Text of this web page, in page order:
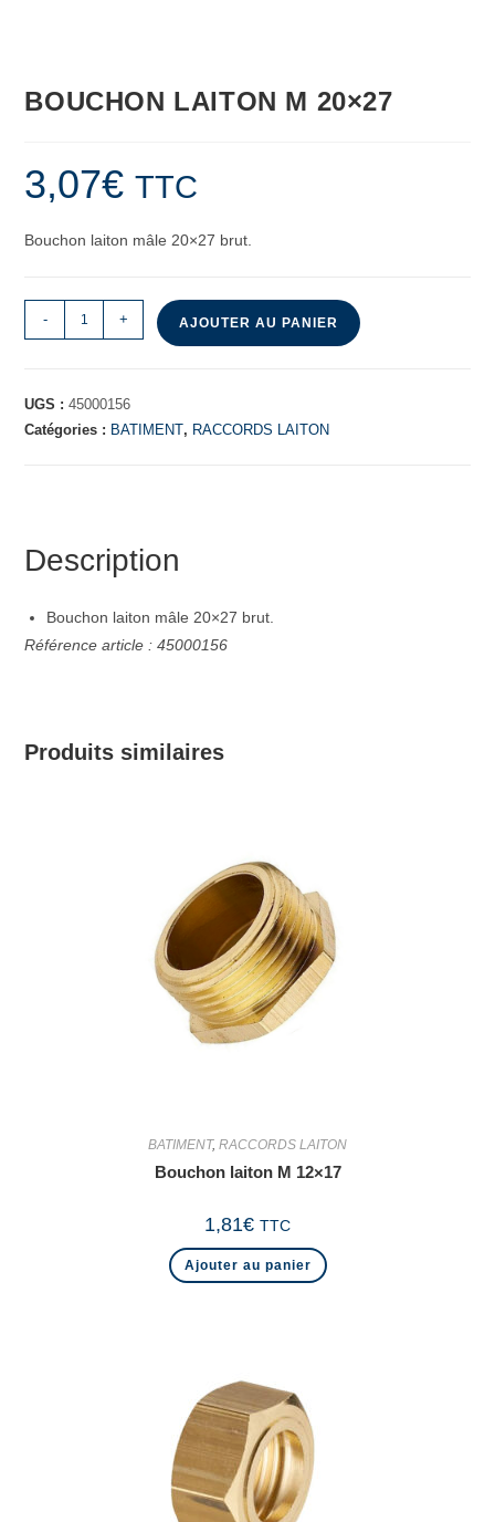
BOUCHON LAITON M 20×27
3,07€ TTC
Bouchon laiton mâle 20×27 brut.
- + AJOUTER AU PANIER
UGS :45000156
Catégories : BATIMENT, RACCORDS LAITON
Description
Bouchon laiton mâle 20×27 brut.
Référence article : 45000156
Produits similaires
BATIMENT, RACCORDS LAITON
Bouchon laiton M 12×17
1,81€ TTC
Ajouter au panier